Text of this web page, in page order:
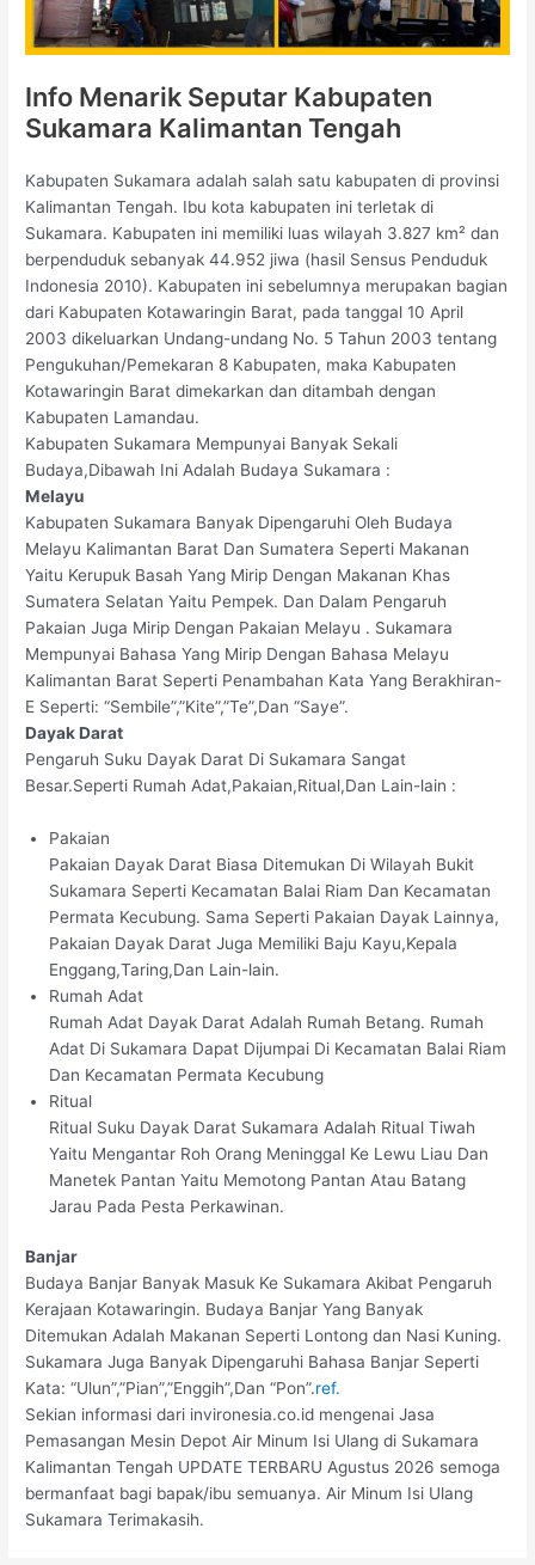
Info Menarik Seputar Kabupaten
Sukamara Kalimantan Tengah
Kabupaten Sukamara adalah salah satu kabupaten di provinsi
Kalimantan Tengah. Ibu kota kabupaten ini terletak di
Sukamara. Kabupaten ini memiliki luas wilayah 3.827 km² dan
berpenduduk sebanyak 44.952 jiwa (hasil Sensus Penduduk
Indonesia 2010). Kabupaten ini sebelumnya merupakan bagian
dari Kabupaten Kotawaringin Barat, pada tanggal 10 April
2003 dikeluarkan Undang-undang No. 5 Tahun 2003 tentang
Pengukuhan/Pemekaran 8 Kabupaten, maka Kabupaten
Kotawaringin Barat dimekarkan dan ditambah dengan
Kabupaten Lamandau.
Kabupaten Sukamara Mempunyai Banyak Sekali
Budaya,Dibawah Ini Adalah Budaya Sukamara :
Melayu
Kabupaten Sukamara Banyak Dipengaruhi Oleh Budaya
Melayu Kalimantan Barat Dan Sumatera Seperti Makanan
Yaitu Kerupuk Basah Yang Mirip Dengan Makanan Khas
Sumatera Selatan Yaitu Pempek. Dan Dalam Pengaruh
Pakaian Juga Mirip Dengan Pakaian Melayu . Sukamara
Mempunyai Bahasa Yang Mirip Dengan Bahasa Melayu
Kalimantan Barat Seperti Penambahan Kata Yang Berakhiran-
E Seperti: “Sembile”,”Kite”,”Te”,Dan “Saye”.
Dayak Darat
Pengaruh Suku Dayak Darat Di Sukamara Sangat
Besar.Seperti Rumah Adat,Pakaian,Ritual,Dan Lain-lain :
Pakaian
Pakaian Dayak Darat Biasa Ditemukan Di Wilayah Bukit
Sukamara Seperti Kecamatan Balai Riam Dan Kecamatan
Permata Kecubung. Sama Seperti Pakaian Dayak Lainnya,
Pakaian Dayak Darat Juga Memiliki Baju Kayu,Kepala
Enggang,Taring,Dan Lain-lain.
Rumah Adat
Rumah Adat Dayak Darat Adalah Rumah Betang. Rumah
Adat Di Sukamara Dapat Dijumpai Di Kecamatan Balai Riam
Dan Kecamatan Permata Kecubung
Ritual
Ritual Suku Dayak Darat Sukamara Adalah Ritual Tiwah
Yaitu Mengantar Roh Orang Meninggal Ke Lewu Liau Dan
Manetek Pantan Yaitu Memotong Pantan Atau Batang
Jarau Pada Pesta Perkawinan.
Banjar
Budaya Banjar Banyak Masuk Ke Sukamara Akibat Pengaruh
Kerajaan Kotawaringin. Budaya Banjar Yang Banyak
Ditemukan Adalah Makanan Seperti Lontong dan Nasi Kuning.
Sukamara Juga Banyak Dipengaruhi Bahasa Banjar Seperti
Kata: “Ulun”,”Pian”,”Enggih”,Dan “Pon”.ref.
Sekian informasi dari invironesia.co.id mengenai Jasa
Pemasangan Mesin Depot Air Minum Isi Ulang di Sukamara
Kalimantan Tengah UPDATE TERBARU Agustus 2026 semoga
bermanfaat bagi bapak/ibu semuanya. Air Minum Isi Ulang
Sukamara Terimakasih.